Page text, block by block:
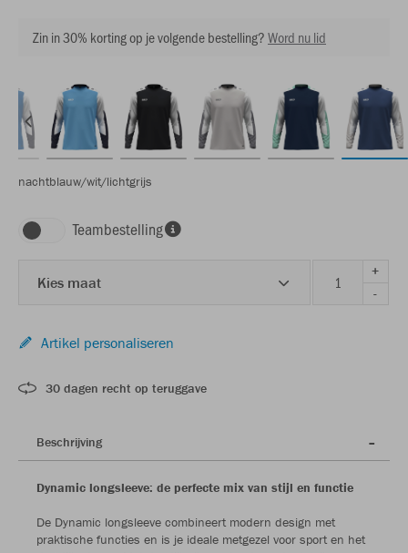
Zin in 30% korting op je volgende bestelling?Word nu lid
nachtblauw/wit/lichtgrijs
Teambestelling
Kies maat
+
-
Artikel personaliseren
30 dagen recht op teruggave
Beschrijving
Dynamic longsleeve: de perfecte mix van stijl en functie
De Dynamic longsleeve combineert modern design met
praktische functies en is je ideale metgezel voor sport en het